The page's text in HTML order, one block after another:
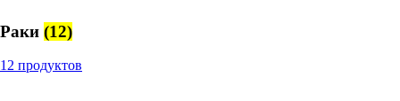
Раки (12)
12 продуктов